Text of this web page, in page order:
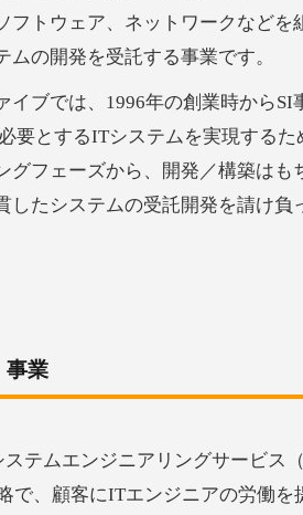
フトウェア、ネットワークなどを
ムの開発を受託する事業です。
イブでは、1996年の創業時からSI
要とするITシステムを実現するた
グフェーズから、開発／構築はも
したシステムの受託開発を請け負
事業
ステムエンジニアリングサービス
で、顧客にITエンジニアの労働を